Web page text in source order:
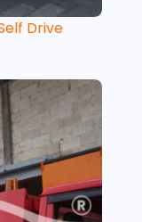
Drive